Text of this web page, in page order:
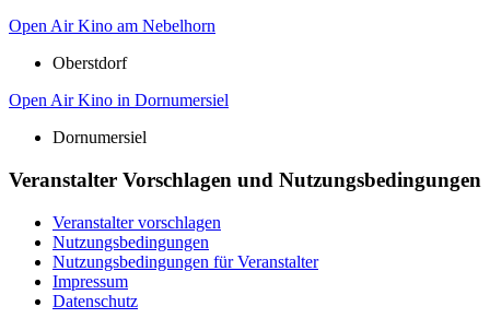
Open Air Kino am Nebelhorn
Oberstdorf
Open Air Kino in Dornumersiel
Dornumersiel
Veranstalter Vorschlagen und Nutzungsbedingungen
Veranstalter vorschlagen
Nutzungsbedingungen
Nutzungsbedingungen für Veranstalter
Impressum
Datenschutz